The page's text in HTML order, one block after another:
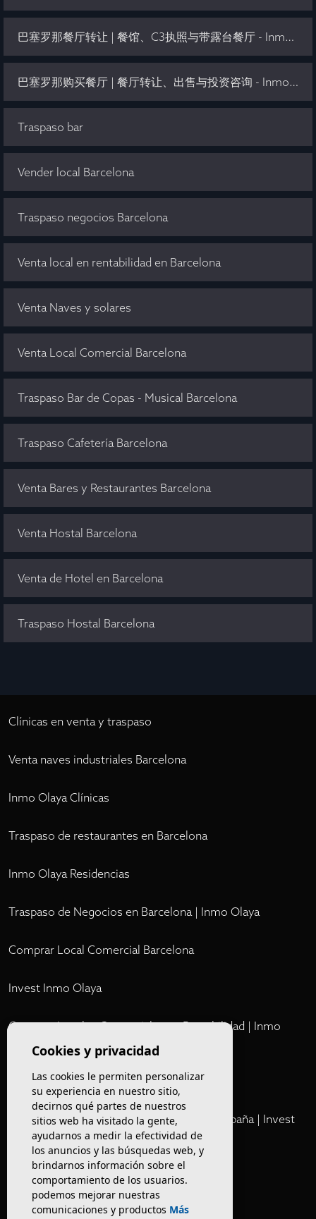
巴塞罗那餐厅转让 | 餐馆、C3执照与带露台餐厅 - Inmo Olaya
巴塞罗那购买餐厅 | 餐厅转让、出售与投资咨询 - Inmo Olaya
Traspaso bar
Vender local Barcelona
Traspaso negocios Barcelona
Venta local en rentabilidad en Barcelona
Venta Naves y solares
Venta Local Comercial Barcelona
Traspaso Bar de Copas - Musical Barcelona
Traspaso Cafetería Barcelona
Venta Bares y Restaurantes Barcelona
Venta Hostal Barcelona
Venta de Hotel en Barcelona
Traspaso Hostal Barcelona
Clínicas en venta y traspaso
Venta naves industriales Barcelona
Inmo Olaya Clínicas
Traspaso de restaurantes en Barcelona
Inmo Olaya Residencias
Traspaso de Negocios en Barcelona | Inmo Olaya
Comprar Local Comercial Barcelona
Invest Inmo Olaya
Comprar Locales Comerciales en Rentabilidad | Inmo
Olaya
Cartera Privada de Activos Hoteleros en España | Invest
Inmo Olaya
Venta de edificios
Comprar restaurante en Barcelona
Cookies y privacidad
Las cookies le permiten personalizar
su experiencia en nuestro sitio,
decirnos qué partes de nuestros
sitios web ha visitado la gente,
ayudarnos a medir la efectividad de
los anuncios y las búsquedas web, y
brindarnos información sobre el
comportamiento de los usuarios.
podemos mejorar nuestras
comunicaciones y productos Más